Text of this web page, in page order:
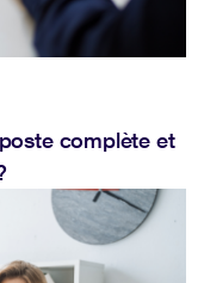
complète et